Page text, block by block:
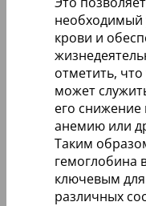
необходимый
крови и
отметить,
может
его снижение
анемию или
Таким
гемоглобина
ключевым
различных